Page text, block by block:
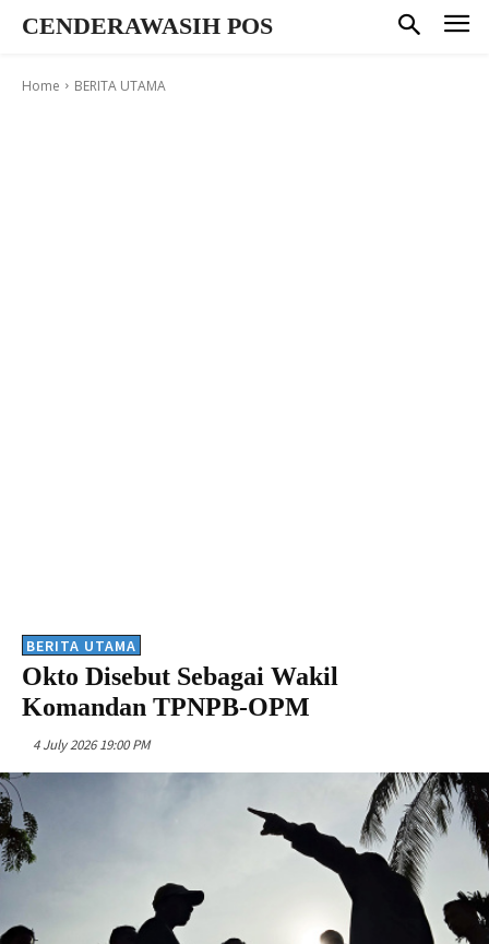
CENDERAWASIH POS
Home BERITA UTAMA
BERITA UTAMA
Okto Disebut Sebagai Wakil
Komandan TPNPB-OPM
4 July 2026 19:00 PM